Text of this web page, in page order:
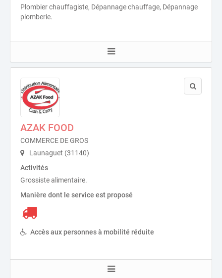
Plombier chauffagiste, Dépannage chauffage, Dépannage
plomberie.
AZAK FOOD
COMMERCE DE GROS
Launaguet (31140)
Activités
Grossiste alimentaire.
Manière dont le service est proposé
Accès aux personnes à mobilité réduite